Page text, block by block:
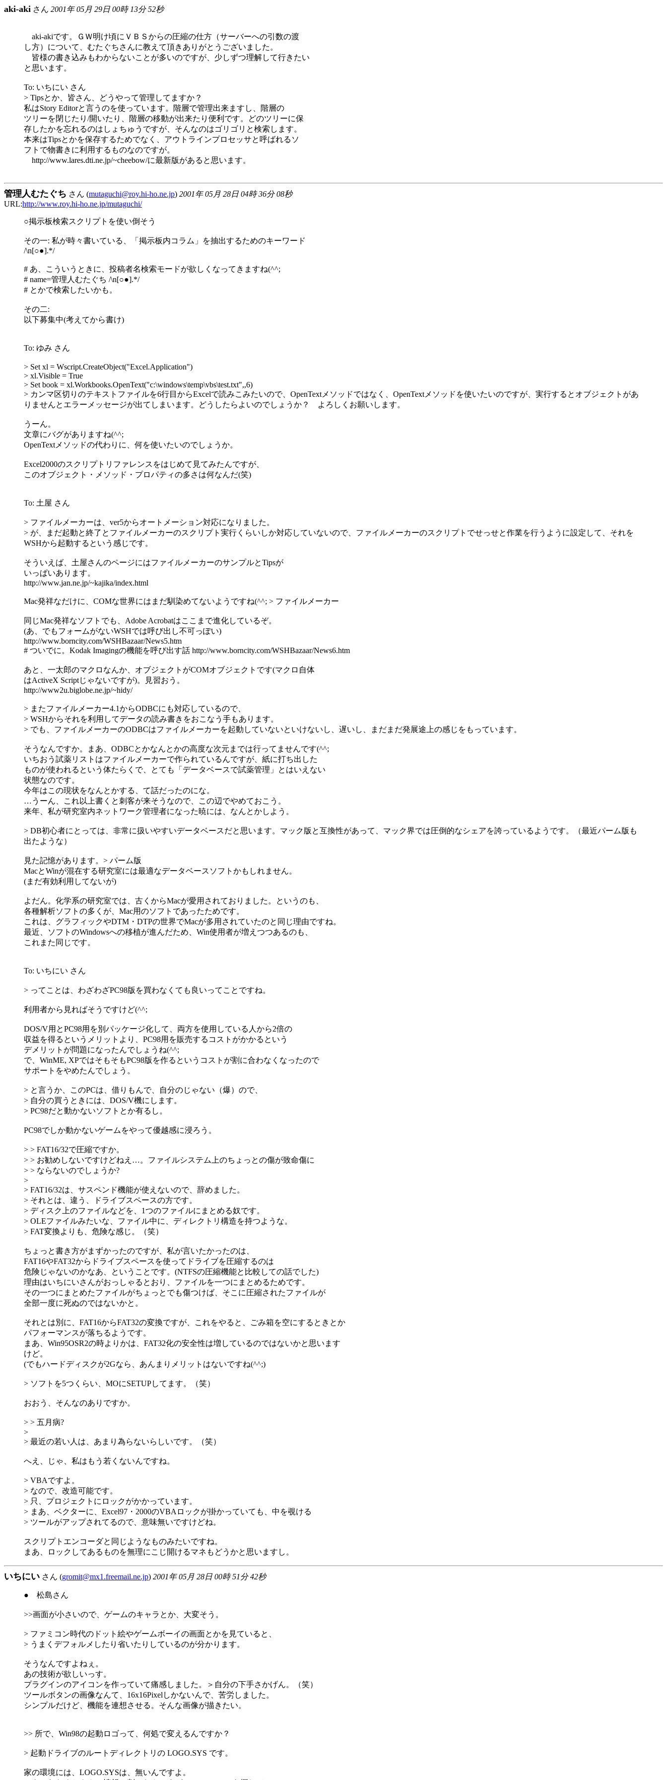
aki-aki さん 2001年 05月 29日 00時 13分 52秒
aki-akiです。ＧＷ明け頃にＶＢＳからの圧縮の仕方（サーバーへの引数の渡
し方）について、むたぐちさんに教えて頂きありがとうございました。
皆様の書き込みもわからないことが多いのですが、少しずつ理解して行きたい
と思います。
To: いちにい さん
> Tipsとか、皆さん、どうやって管理してますか？
私はStory Editorと言うのを使っています。階層で管理出来ますし、階層の
ツリーを閉じたり/開いたり、階層の移動が出来たり便利です。どのツリーに保
存したかを忘れるのはしょちゅうですが、そんなのはゴリゴリと検索します。
本来はTipsとかを保存するためでなく、アウトラインプロセッサと呼ばれるソ
フトで物書きに利用するものなのですが。
http://www.lares.dti.ne.jp/~cheebow/に最新版があると思います。
管理人むたぐち さん (mutaguchi@roy.hi-ho.ne.jp) 2001年 05月 28日 04時 36分 08秒
URL:http://www.roy.hi-ho.ne.jp/mutaguchi/
○掲示板検索スクリプトを使い倒そう
その一: 私が時々書いている、「掲示板内コラム」を抽出するためのキーワード
/\n[○●].*/
# あ、こういうときに、投稿者名検索モードが欲しくなってきますね(^^;
# name=管理人むたぐち /\n[○●].*/
# とかで検索したいかも。
その二:
以下募集中(考えてから書け)
To: ゆみ さん
> Set xl = Wscript.CreateObject("Excel.Application")
> xl.Visible = True
> Set book = xl.Workbooks.OpenText("c:\windows\temp\vbs\test.txt",,6)
> カンマ区切りのテキストファイルを6行目からExcelで読みこみたいので、OpenTextメソッドではなく、OpenTextメソッドを使いたいのですが、実行するとオブジェクトがあ
りませんとエラーメッセージが出てしまいます。どうしたらよいのでしょうか？ よろしくお願いします。
うーん。
文章にバグがありますね(^^;
OpenTextメソッドの代わりに、何を使いたいのでしょうか。
Excel2000のスクリプトリファレンスをはじめて見てみたんですが、
このオブジェクト・メソッド・プロパティの多さは何なんだ(笑)
To: 土屋 さん
> ファイルメーカーは、ver5からオートメーション対応になりました。
> が、まだ起動と終了とファイルメーカーのスクリプト実行くらいしか対応していないので、ファイルメーカーのスクリプトでせっせと作業を行うように設定して、それを
WSHから起動するという感じです。
そういえば、土屋さんのページにはファイルメーカーのサンプルとTipsが
いっぱいあります。
http://www.jan.ne.jp/~kajika/index.html
Mac発祥なだけに、COMな世界にはまだ馴染めてないようですね(^^; > ファイルメーカー
同じMac発祥なソフトでも、Adobe Acrobatはここまで進化しているぞ。
(あ、でもフォームがないWSHでは呼び出し不可っぽい)
http://www.borncity.com/WSHBazaar/News5.htm
# ついでに。Kodak Imagingの機能を呼び出す話 http://www.borncity.com/WSHBazaar/News6.htm
あと、一太郎のマクロなんか、オブジェクトがCOMオブジェクトです(マクロ自体
はActiveX Scriptじゃないですが)。見習おう。
http://www2u.biglobe.ne.jp/~hidy/
> またファイルメーカー4.1からODBCにも対応しているので、
> WSHからそれを利用してデータの読み書きをおこなう手もあります。
> でも、ファイルメーカーのODBCはファイルメーカーを起動していないといけないし、遅いし、まだまだ発展途上の感じをもっています。
そうなんですか。まあ、ODBCとかなんとかの高度な次元までは行ってませんです(^^;
いちおう試薬リストはファイルメーカーで作られているんですが、紙に打ち出した
ものが使われるという体たらくで、とても「データベースで試薬管理」とはいえない
状態なのです。
今年はこの現状をなんとかする、て話だったのにな。
…うーん、これ以上書くと刺客が来そうなので、この辺でやめておこう。
来年、私が研究室内ネットワーク管理者になった暁には、なんとかしよう。
> DB初心者にとっては、非常に扱いやすいデータベースだと思います。マック版と互換性があって、マック界では圧倒的なシェアを誇っているようです。（最近パーム版も
出たような）
見た記憶があります。> パーム版
MacとWinが混在する研究室には最適なデータベースソフトかもしれません。
(まだ有効利用してないが)
よだん。化学系の研究室では、古くからMacが愛用されておりました。というのも、
各種解析ソフトの多くが、Mac用のソフトであったためです。
これは、グラフィックやDTM・DTPの世界でMacが多用されていたのと同じ理由ですね。
最近、ソフトのWindowsへの移植が進んだため、Win使用者が増えつつあるのも、
これまた同じです。
To: いちにい さん
> ってことは、わざわざPC98版を買わなくても良いってことですね。
利用者から見ればそうですけど(^^;
DOS/V用とPC98用を別パッケージ化して、両方を使用している人から2倍の
収益を得るというメリットより、PC98用を販売するコストがかかるという
デメリットが問題になったんでしょうね(^^;
で、WinME, XPではそもそもPC98版を作るというコストが割に合わなくなったので
サポートをやめたんでしょう。
> と言うか、このPCは、借りもんで、自分のじゃない（爆）ので、
> 自分の買うときには、DOS/V機にします。
> PC98だと動かないソフトとか有るし。
PC98でしか動かないゲームをやって優越感に浸ろう。
> > FAT16/32で圧縮ですか。
> > お勧めしないですけどねえ…。ファイルシステム上のちょっとの傷が致命傷に
> > ならないのでしょうか?
>
> FAT16/32は、サスペンド機能が使えないので、辞めました。
> それとは、違う、ドライブスペースの方です。
> ディスク上のファイルなどを、1つのファイルにまとめる奴です。
> OLEファイルみたいな、ファイル中に、ディレクトリ構造を持つような。
> FAT変換よりも、危険な感じ。（笑）
ちょっと書き方がまずかったのですが、私が言いたかったのは、
FAT16やFAT32からドライブスペースを使ってドライブを圧縮するのは
危険じゃないのかなあ、ということです。(NTFSの圧縮機能と比較しての話でした)
理由はいちにいさんがおっしゃるとおり、ファイルを一つにまとめるためです。
その一つにまとめたファイルがちょっとでも傷つけば、そこに圧縮されたファイルが
全部一度に死ぬのではないかと。
それとは別に、FAT16からFAT32の変換ですが、これをやると、ごみ箱を空にするときとか
パフォーマンスが落ちるようです。
まあ、Win95OSR2の時よりかは、FAT32化の安全性は増しているのではないかと思います
けど。
(でもハードディスクが2Gなら、あんまりメリットはないですね(^^;)
> ソフトを5つくらい、MOにSETUPしてます。（笑）
おおう、そんなのありですか。
> > 五月病?
>
> 最近の若い人は、あまり為らないらしいです。（笑）
へえ、じゃ、私はもう若くないんですね。
> VBAですよ。
> なので、改造可能です。
> 只、プロジェクトにロックがかかっています。
> まあ、ベクターに、Excel97・2000のVBAロックが掛かっていても、中を覗ける
> ツールがアップされてるので、意味無いですけどね。
スクリプトエンコーダと同じようなものみたいですね。
まあ、ロックしてあるものを無理にこじ開けるマネもどうかと思いますし。
いちにい さん (gromit@mx1.freemail.ne.jp) 2001年 05月 28日 00時 51分 42秒
● 松島さん
>>画面が小さいので、ゲームのキャラとか、大変そう。
> ファミコン時代のドット絵やゲームボーイの画面とかを見ていると、
> うまくデフォルメしたり省いたりしているのが分かります。
そうなんですよねぇ。
あの技術が欲しいっす。
プラグインのアイコンを作っていて痛感しました。＞自分の下手さかげん。（笑）
ツールボタンの画像なんて、16x16Pixelしかないんで、苦労しました。
シンプルだけど、機能を連想させる。そんな画像が描きたい。
>> 所で、Win98の起動ロゴって、何処で変えるんですか？
> 起動ドライブのルートディレクトリの LOGO.SYS です。
家の環境には、LOGO.SYSは、無いんですよ。